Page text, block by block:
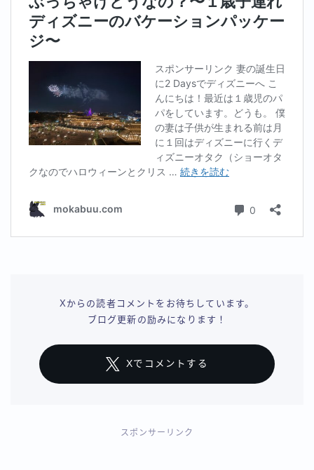
Xからの読者コメントをお待ちしています。
ブログ更新の励みになります！
Xでコメントする
スポンサーリンク